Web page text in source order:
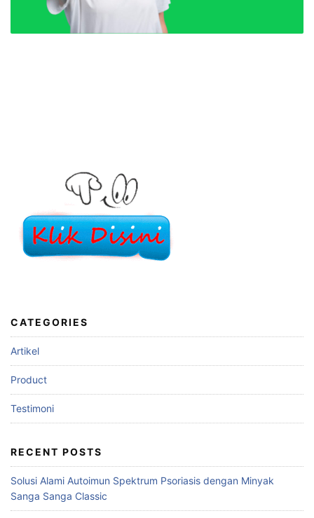
CATEGORIES
Artikel
Product
Testimoni
RECENT POSTS
Solusi Alami Autoimun Spektrum Psoriasis dengan Minyak
Sanga Sanga Classic